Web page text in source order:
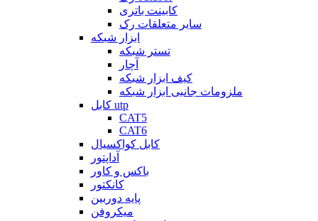
کابینت باتری
سایر متعلقات رک
ابزار شبکه
تستر شبکه
آچار
کیف ابزار شبکه
ملزومات جانبی ابزار شبکه
کابل utp
CAT5
CAT6
کابل کواکسیال
آداپتور
باکس و کاور
کانکتور
پایه دوربین
میکروفن